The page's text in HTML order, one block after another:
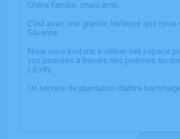
Chère famille, chers amis,
C’est avec une grande tristesse que
Saverne.
Nous vous invitons à utiliser cet espace
vos pensées à travers des poèmes ou
LIEHN.
Un service de plantation d’arbre